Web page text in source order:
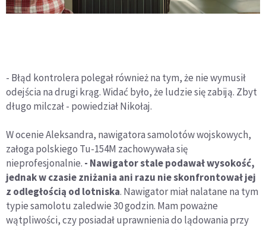
- Błąd kontrolera polegał również na tym, że nie wymusił
odejścia na drugi krąg. Widać było, że ludzie się zabiją. Zbyt
długo milczał - powiedział Nikołaj.
W ocenie Aleksandra, nawigatora samolotów wojskowych,
załoga polskiego Tu-154M zachowywała się
nieprofesjonalnie. - Nawigator stale podawał wysokość,
jednak w czasie zniżania ani razu nie skonfrontował jej
z odległością od lotniska. Nawigator miał nalatane na tym
typie samolotu zaledwie 30 godzin. Mam poważne
wątpliwości, czy posiadał uprawnienia do lądowania przy